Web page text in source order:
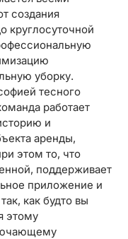
создания
круглосуточной
уборку.
тесного
работает
и
аренды,
этом то, что
поддерживает
приложение и
как будто вы
этому